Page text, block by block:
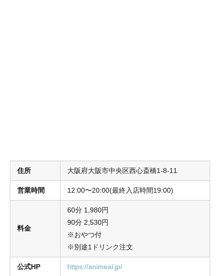
住所 大阪府大阪市中央区西心斎橋1-8-11
営業時間 12:00〜20:00(最終入店時間19:00)
料金
60分 1,980円
90分 2,530円
※おやつ付
※別途1ドリンク注文
公式HP https://animeal.jp/